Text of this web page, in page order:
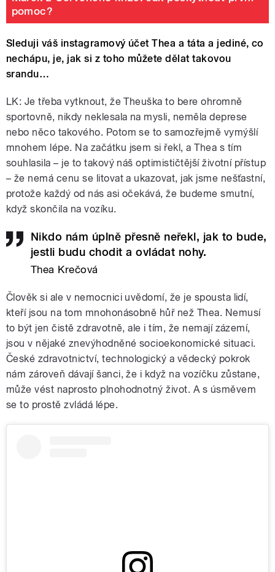
pomoc?
Sleduji váš instagramový účet Thea a táta a jediné, co
nechápu, je, jak si z toho můžete dělat takovou
srandu…
LK: Je třeba vytknout, že Theuška to bere ohromně
sportovně, nikdy neklesala na mysli, neměla deprese
nebo něco takového. Potom se to samozřejmě vymýšlí
mnohem lépe. Na začátku jsem si řekl, a Thea s tím
souhlasila – je to takový náš optimističtější životní přístup
– že nemá cenu se litovat a ukazovat, jak jsme nešťastní,
protože každý od nás asi očekává, že budeme smutní,
když skončila na vozíku.
Nikdo nám úplně přesně neřekl, jak to bude,
jestli budu chodit a ovládat nohy.
Thea Krečová
Člověk si ale v nemocnici uvědomí, že je spousta lidí,
kteří jsou na tom mnohonásobně hůř než Thea. Nemusí
to být jen čistě zdravotně, ale i tím, že nemají zázemí,
jsou v nějaké znevýhodněné socioekonomické situaci.
České zdravotnictví, technologický a vědecký pokrok
nám zároveň dávají šanci, že i když na vozíčku zůstane,
může vést naprosto plnohodnotný život. A s úsměvem
se to prostě zvládá lépe.